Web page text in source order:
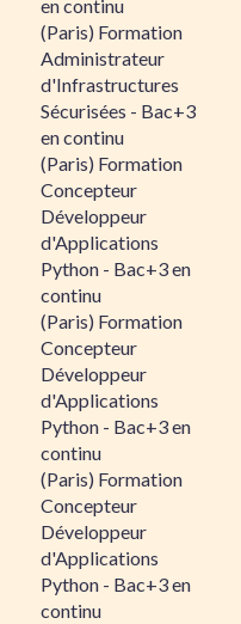
en continu
(Paris) Formation
Administrateur
d'Infrastructures
Sécurisées - Bac+3
en continu
(Paris) Formation
Concepteur
Développeur
d'Applications
Python - Bac+3 en
continu
(Paris) Formation
Concepteur
Développeur
d'Applications
Python - Bac+3 en
continu
(Paris) Formation
Concepteur
Développeur
d'Applications
Python - Bac+3 en
continu